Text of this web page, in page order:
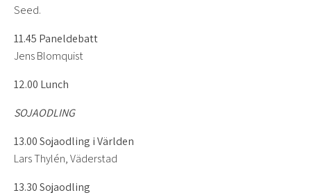
Seed.
11.45 Paneldebatt
Jens Blomquist
12.00 Lunch
SOJAODLING
13.00 Sojaodling i Världen
Lars Thylén, Väderstad
13.30 Sojaodling